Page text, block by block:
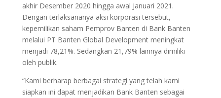
akhir Desember 2020 hingga awal Januari 2021.
Dengan terlaksananya aksi korporasi tersebut,
kepemilikan saham Pemprov Banten di Bank Banten
melalui PT Banten Global Development meningkat
menjadi 78,21%. Sedangkan 21,79% lainnya dimiliki
oleh publik.
“Kami berharap berbagai strategi yang telah kami
siapkan ini dapat menjadikan Bank Banten sebagai